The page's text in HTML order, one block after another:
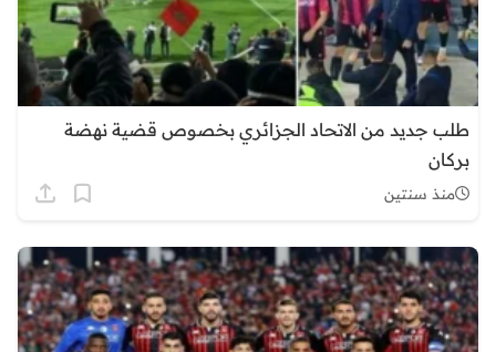
طلب جديد من الاتحاد الجزائري بخصوص قضية نهضة
بركان
منذ سنتين